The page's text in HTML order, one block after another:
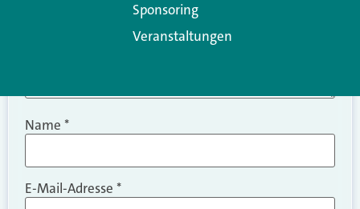
Name *
E-Mail-Adresse *
Sponsoring
Veranstaltungen